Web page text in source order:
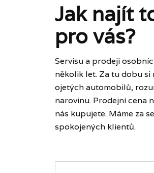
Jak najít
pro vás?
Servisu a prodeji
několik let. Za tu dobu si
ojetých automobilů,
narovinu. Prodejní cena
nás kupujete. Máme za
spokojených klientů.